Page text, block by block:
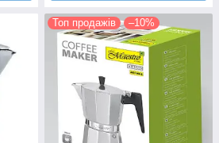
Топ продажів –10%